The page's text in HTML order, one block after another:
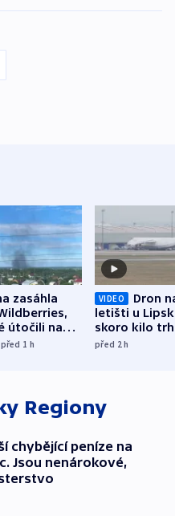
zasáhla
útočili na
či
před 1 h
VIDEO
Dron
letišti u
skoro kilo
indicie
před 2h
Regiony
chybějící peníze na
Jsou nenárokové,